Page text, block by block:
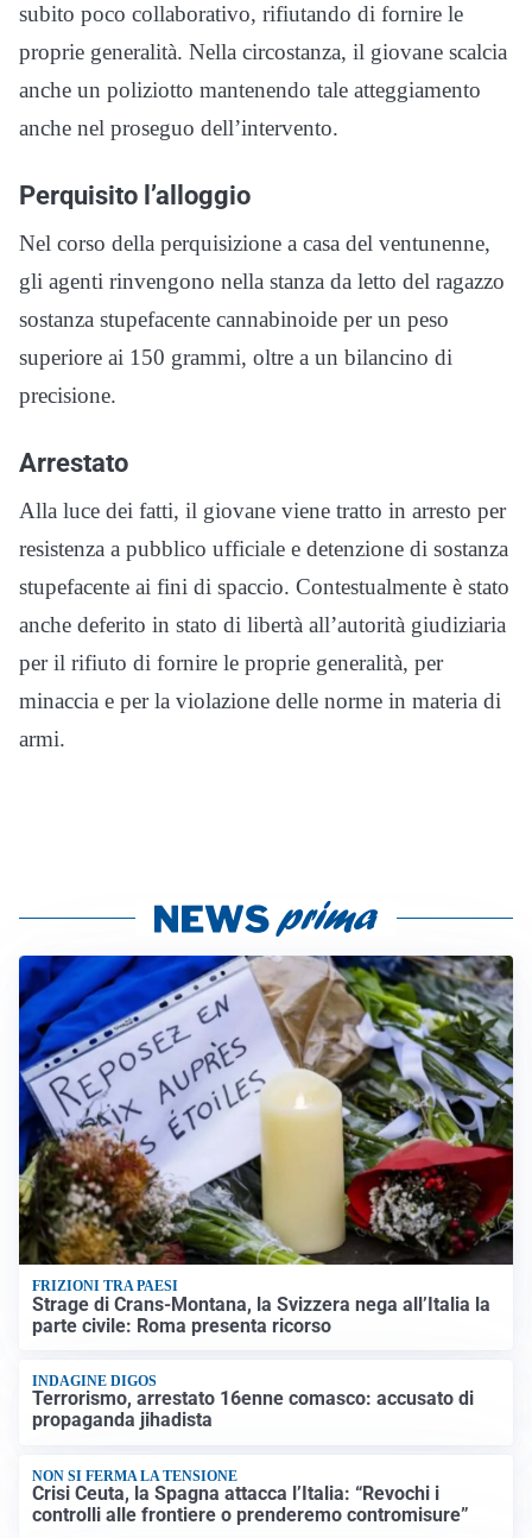
subito poco collaborativo, rifiutando di fornire le
proprie generalità. Nella circostanza, il giovane scalcia
anche un poliziotto mantenendo tale atteggiamento
anche nel proseguo dell’intervento.
Perquisito l’alloggio
Nel corso della perquisizione a casa del ventunenne,
gli agenti rinvengono nella stanza da letto del ragazzo
sostanza stupefacente cannabinoide per un peso
superiore ai 150 grammi, oltre a un bilancino di
precisione.
Arrestato
Alla luce dei fatti, il giovane viene tratto in arresto per
resistenza a pubblico ufficiale e detenzione di sostanza
stupefacente ai fini di spaccio. Contestualmente è stato
anche deferito in stato di libertà all’autorità giudiziaria
per il rifiuto di fornire le proprie generalità, per
minaccia e per la violazione delle norme in materia di
armi.
FRIZIONI TRA PAESI
Strage di Crans-Montana, la Svizzera nega all’Italia la
parte civile: Roma presenta ricorso
INDAGINE DIGOS
Terrorismo, arrestato 16enne comasco: accusato di
propaganda jihadista
NON SI FERMA LA TENSIONE
Crisi Ceuta, la Spagna attacca l’Italia: “Revochi i
controlli alle frontiere o prenderemo contromisure”